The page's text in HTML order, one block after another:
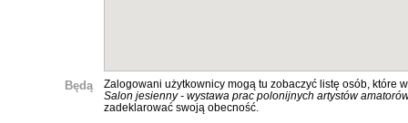
Będą
Zalogowani użytkownicy mogą tu zobaczyć listę osób, które
Salon jesienny - wystawa prac polonijnych artystów
zadeklarować swoją obecność.